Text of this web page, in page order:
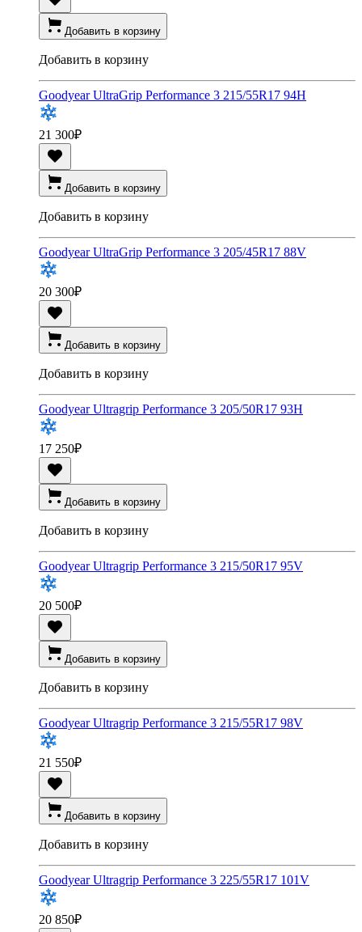
Добавить в корзину
Добавить в корзину
Goodyear UltraGrip Performance 3 215/55R17 94H
21 300₽
Добавить в корзину
Добавить в корзину
Goodyear UltraGrip Performance 3 205/45R17 88V
20 300₽
Добавить в корзину
Добавить в корзину
Goodyear Ultragrip Performance 3 205/50R17 93H
17 250₽
Добавить в корзину
Добавить в корзину
Goodyear Ultragrip Performance 3 215/50R17 95V
20 500₽
Добавить в корзину
Добавить в корзину
Goodyear Ultragrip Performance 3 215/55R17 98V
21 550₽
Добавить в корзину
Добавить в корзину
Goodyear Ultragrip Performance 3 225/55R17 101V
20 850₽